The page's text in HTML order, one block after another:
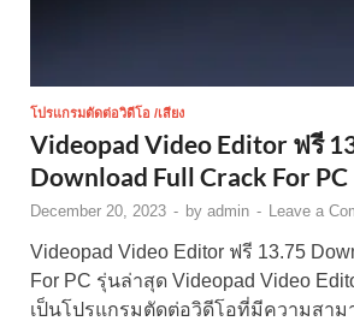
โปรแกรมตัดต่อวิดีโอ /เสียง
Videopad Video Editor ฟรี
Download Full Crack For PC
December 20, 2023 - by admin - Leave a
Videopad Video Editor ฟรี 13.75
For PC รุ่นล่าสุด Videopad Video
เป็นโปรแกรมตัดต่อวิดีโอที่มีความสาม